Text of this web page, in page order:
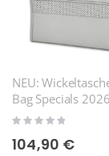
NEU:
Bag Specials 2026
Rating:
104,90 €